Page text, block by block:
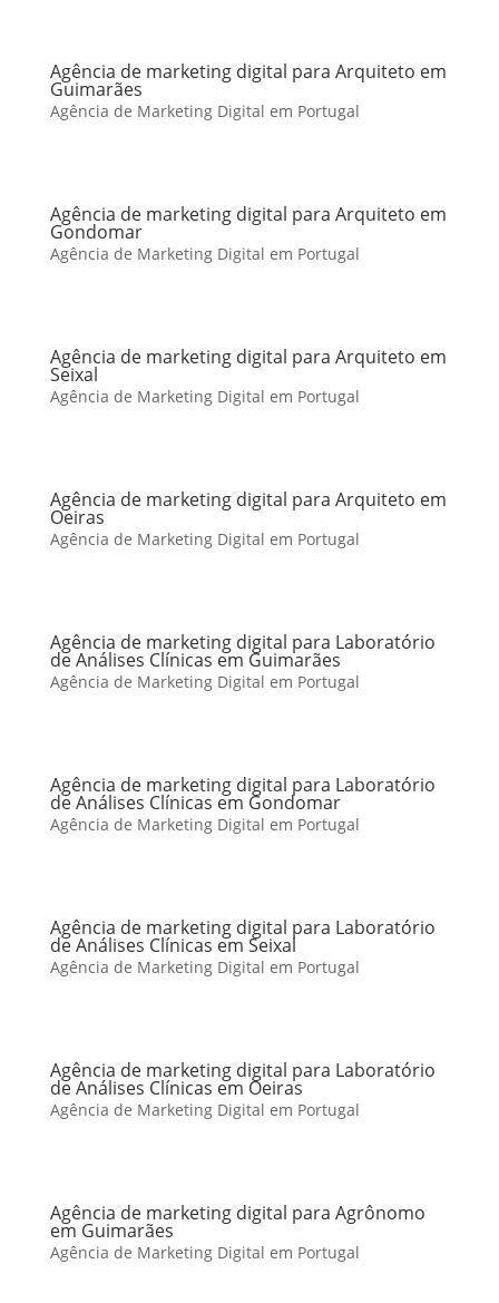
Agência de marketing digital para Arquiteto em
Guimarães
Agência de Marketing Digital em Portugal
Agência de marketing digital para Arquiteto em
Gondomar
Agência de Marketing Digital em Portugal
Agência de marketing digital para Arquiteto em
Seixal
Agência de Marketing Digital em Portugal
Agência de marketing digital para Arquiteto em
Oeiras
Agência de Marketing Digital em Portugal
Agência de marketing digital para Laboratório
de Análises Clínicas em Guimarães
Agência de Marketing Digital em Portugal
Agência de marketing digital para Laboratório
de Análises Clínicas em Gondomar
Agência de Marketing Digital em Portugal
Agência de marketing digital para Laboratório
de Análises Clínicas em Seixal
Agência de Marketing Digital em Portugal
Agência de marketing digital para Laboratório
de Análises Clínicas em Oeiras
Agência de Marketing Digital em Portugal
Agência de marketing digital para Agrônomo
em Guimarães
Agência de Marketing Digital em Portugal